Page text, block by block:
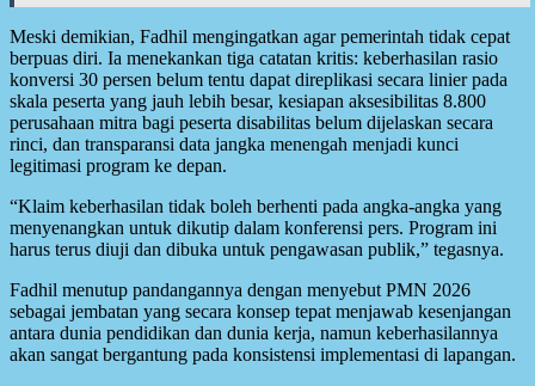
Meski demikian, Fadhil mengingatkan agar pemerintah tidak cepat
berpuas diri. Ia menekankan tiga catatan kritis: keberhasilan rasio
konversi 30 persen belum tentu dapat direplikasi secara linier pada
skala peserta yang jauh lebih besar, kesiapan aksesibilitas 8.800
perusahaan mitra bagi peserta disabilitas belum dijelaskan secara
rinci, dan transparansi data jangka menengah menjadi kunci
legitimasi program ke depan.
“Klaim keberhasilan tidak boleh berhenti pada angka-angka yang
menyenangkan untuk dikutip dalam konferensi pers. Program ini
harus terus diuji dan dibuka untuk pengawasan publik,” tegasnya.
Fadhil menutup pandangannya dengan menyebut PMN 2026
sebagai jembatan yang secara konsep tepat menjawab kesenjangan
antara dunia pendidikan dan dunia kerja, namun keberhasilannya
akan sangat bergantung pada konsistensi implementasi di lapangan.